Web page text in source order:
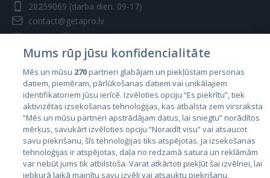
28259069 (darba dien. 09-17)
contact@getapro.lv
Valstis
Igaunija
Latvija
Lietuva
Mums rūp jūsu konfidencialitāte
Mēs un mūsu 270partneri glabājam un piekļūstam personas
datiem, piemēram, pārlūkošanas datiem vai unikālajiem
identifikatoriem jūsu ierīcē. Izvēloties opciju “Es piekrītu”, tiek
aktivizētas izsekošanas tehnoloģijas, kas atbalsta zem virsraksta
“Mēs un mūsu partneri apstrādājam datus, lai sniegtu” norādītos
mērķus, savukārt izvēloties opciju “Noraidīt visu” vai atsaucot
savu piekrišanu, šīs tehnoloģijas tiks atspējotas. Ja izsekošanas
tehnoloģijas ir atspējotas, daļa no redzamā satura un reklāmām
var nebūt jums tik atbilstoša. Varat atkārtoti piekļūt šai izvēlnei, lai
jebkurā laikā mainītu savu izvēli vai atsauktu piekrišanu,